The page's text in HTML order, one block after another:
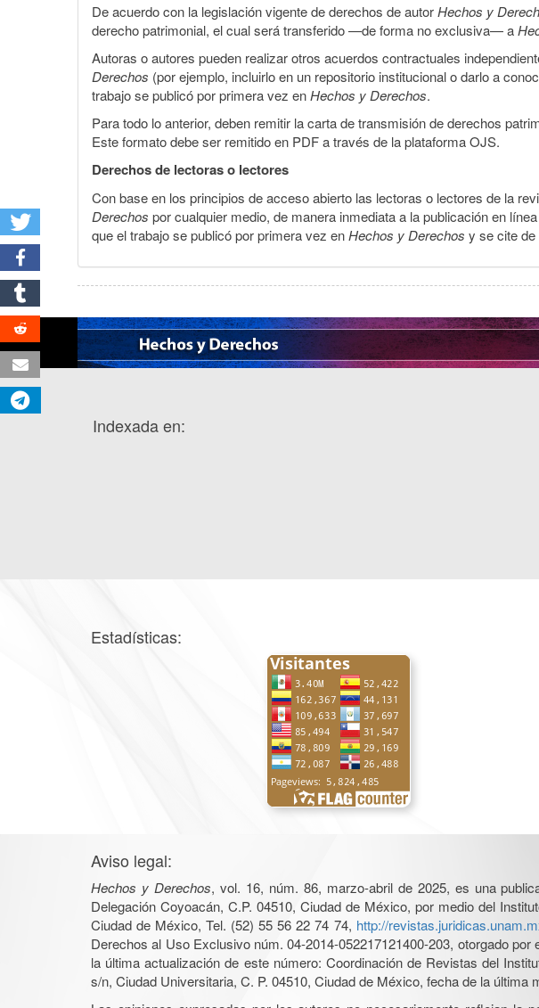
De acuerdo con la legislación vigente de derechos de autorHechos y
derecho patrimonial, el cual será transferido —de forma no exclusiva— a
Autoras o autores pueden realizar otros acuerdos contractuales
Derechos (por ejemplo, incluirlo en un repositorio institucional o darlo a
trabajo se publicó por primera vez enHechos y Derechos.
Para todo lo anterior, deben remitir la carta de transmisión de derechos
Este formato debe ser remitido en PDF a través de la plataforma OJS.
Derechos de lectoras o lectores
Con base en los principios de acceso abierto las lectoras o lectores de la
Derechos por cualquier medio, de manera inmediata a la publicación en
que el trabajo se publicó por primera vez enHechos y Derechos y se cite
Indexada en:
Estadísticas:
Aviso legal:
Hechos y Derechos, vol. 16, núm. 86, marzo-abril de 2025, es una
Delegación Coyoacán, C.P. 04510, Ciudad de México, por medio del
Ciudad de México, Tel. (52) 55 56 22 74 74, http://
Derechos al Uso Exclusivo núm. 04-2014-052217121400-203, otorgado
la última actualización de este número: Coordinación de Revistas del
s/n, Ciudad Universitaria, C. P. 04510, Ciudad de México, fecha de la última